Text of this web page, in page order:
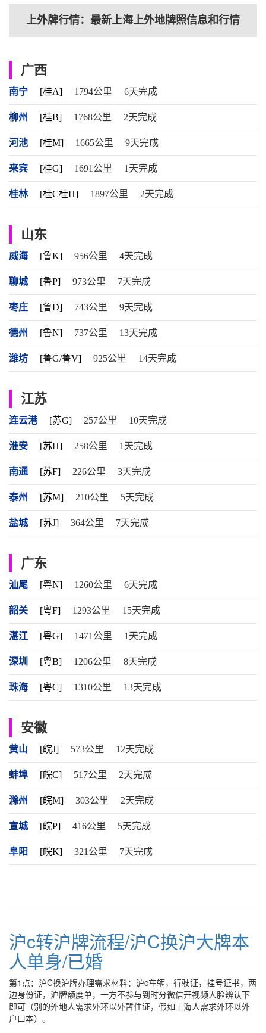
上外牌行情：最新上海上外地牌照信息和行情
广西
南宁 [桂A] 1794公里 6天完成
柳州 [桂B] 1768公里 2天完成
河池 [桂M] 1665公里 9天完成
来宾 [桂G] 1691公里 1天完成
桂林 [桂C桂H] 1897公里 2天完成
山东
威海 [鲁K] 956公里 4天完成
聊城 [鲁P] 973公里 7天完成
枣庄 [鲁D] 743公里 9天完成
德州 [鲁N] 737公里 13天完成
潍坊 [鲁G/鲁V] 925公里 14天完成
江苏
连云港 [苏G] 257公里 10天完成
淮安 [苏H] 258公里 1天完成
南通 [苏F] 226公里 3天完成
泰州 [苏M] 210公里 5天完成
盐城 [苏J] 364公里 7天完成
广东
汕尾 [粤N] 1260公里 6天完成
韶关 [粤F] 1293公里 15天完成
湛江 [粤G] 1471公里 1天完成
深圳 [粤B] 1206公里 8天完成
珠海 [粤C] 1310公里 13天完成
安徽
黄山 [皖J] 573公里 12天完成
蚌埠 [皖C] 517公里 2天完成
滁州 [皖M] 303公里 2天完成
宣城 [皖P] 416公里 5天完成
阜阳 [皖K] 321公里 7天完成
沪c转沪牌流程/沪C换沪大牌本
人单身/已婚
第1点：沪C换沪牌办理需求材料：沪c车辆，行驶证，挂号证书，两
边身份证，沪牌额度单，一方不参与到时分微信开视频人脸辨认下
即可（别的外地人需求外环以外暂住证，假如上海人需求外环以外
户口本）。